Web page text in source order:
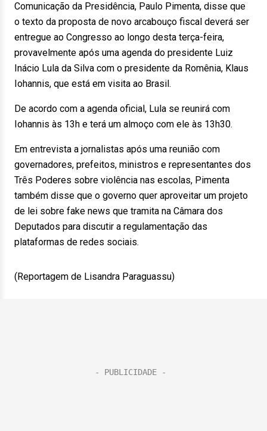
Comunicação da Presidência, Paulo Pimenta, disse que
o texto da proposta de novo arcabouço fiscal deverá ser
entregue ao Congresso ao longo desta terça-feira,
provavelmente após uma agenda do presidente Luiz
Inácio Lula da Silva com o presidente da Romênia, Klaus
Iohannis, que está em visita ao Brasil.
De acordo com a agenda oficial, Lula se reunirá com
Iohannis às 13h e terá um almoço com ele às 13h30.
Em entrevista a jornalistas após uma reunião com
governadores, prefeitos, ministros e representantes dos
Três Poderes sobre violência nas escolas, Pimenta
também disse que o governo quer aproveitar um projeto
de lei sobre fake news que tramita na Câmara dos
Deputados para discutir a regulamentação das
plataformas de redes sociais.
(Reportagem de Lisandra Paraguassu)